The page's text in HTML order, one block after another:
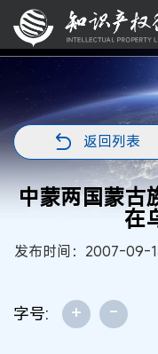
返回列表
中蒙两国蒙古
在
发布时间：2007-09-
字号: + -